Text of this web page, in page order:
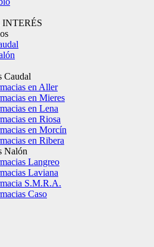
Caudal
en Aller
en Mieres
en Lena
en Riosa
en Morcín
en Ribera
Nalón
Langreo
Laviana
S.M.R.A.
Caso